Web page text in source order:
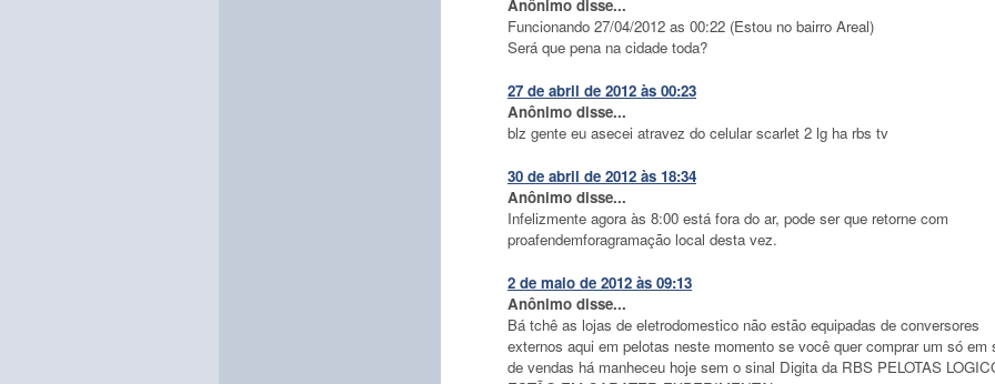
Anônimo disse...
Funcionando 27/04/2012 as 00:22 (Estou no bairro Areal)
Será que pena na cidade toda?
27 de abril de 2012 às 00:23
Anônimo disse...
blz gente eu asecei atravez do celular scarlet 2 lg ha rbs tv
30 de abril de 2012 às 18:34
Anônimo disse...
Infelizmente agora às 8:00 está fora do ar, pode ser que retorne com
proafendemforagramação local desta vez.
2 de maio de 2012 às 09:13
Anônimo disse...
Bá tchê as lojas de eletrodomestico não estão equipadas de conversores
externos aqui em pelotas neste momento se você quer comprar um só em
de vendas há manheceu hoje sem o sinal Digita da RBS PELOTAS